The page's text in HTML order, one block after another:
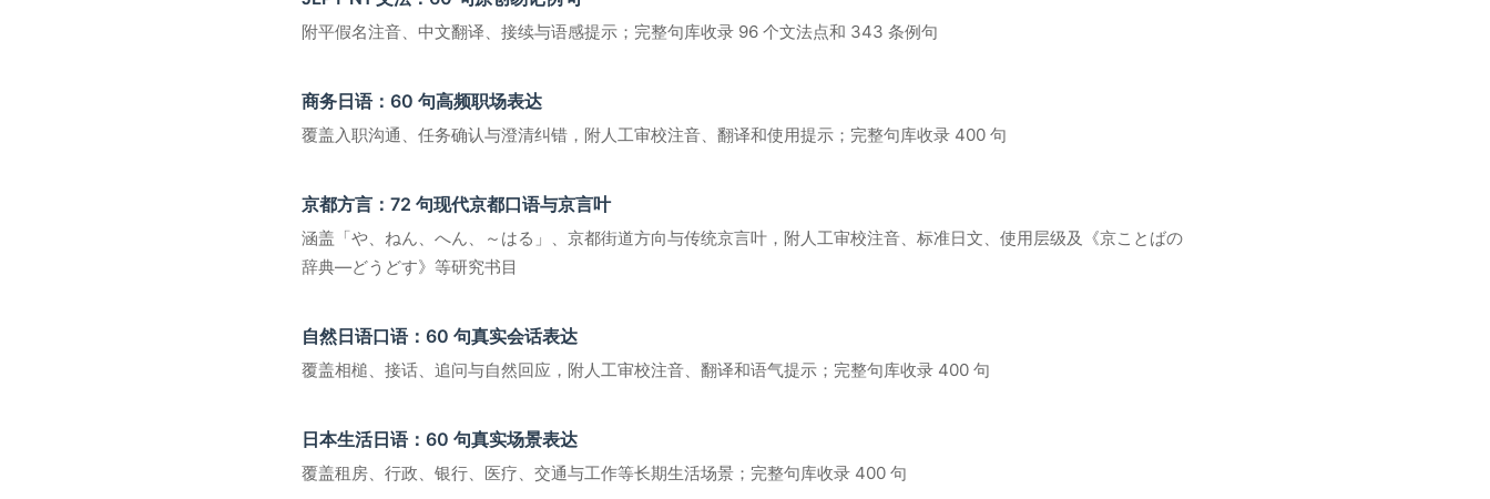
附平假名注音、中文翻译、接续与语感提示；完整句库收录 96 个文法点和 343 条例句
商务日语：60 句高频职场表达
覆盖入职沟通、任务确认与澄清纠错，附人工审校注音、翻译和使用提示；完整句库收录 400 句
京都方言：72 句现代京都口语与京言叶
涵盖「や、ねん、へん、～はる」、京都街道方向与传统京言叶，附人工审校注音、标准日文、使用层级及《京ことばの
辞典―どうどす》等研究书目
自然日语口语：60 句真实会话表达
覆盖相槌、接话、追问与自然回应，附人工审校注音、翻译和语气提示；完整句库收录 400 句
日本生活日语：60 句真实场景表达
覆盖租房、行政、银行、医疗、交通与工作等长期生活场景；完整句库收录 400 句